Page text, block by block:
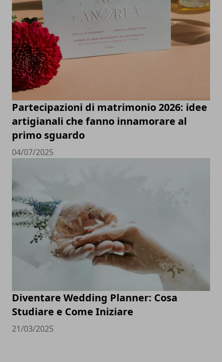
Partecipazioni di matrimonio 2026: idee
artigianali che fanno innamorare al
primo sguardo
04/07/2025
Diventare Wedding Planner: Cosa
Studiare e Come Iniziare
21/03/2025